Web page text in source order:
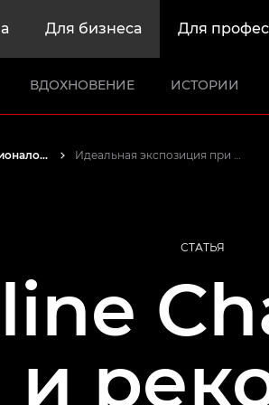
Для бизнеса Для
ВДОХНОВЕНИЕ ИСТОРИИ
Истории от профессионалов: вдохновляющие идеи для печати, а также фото- и видеосъемки Идеальная экспозиция при съемке со вспышкой в условиях слабого освещения
СТАТЬЯ
и